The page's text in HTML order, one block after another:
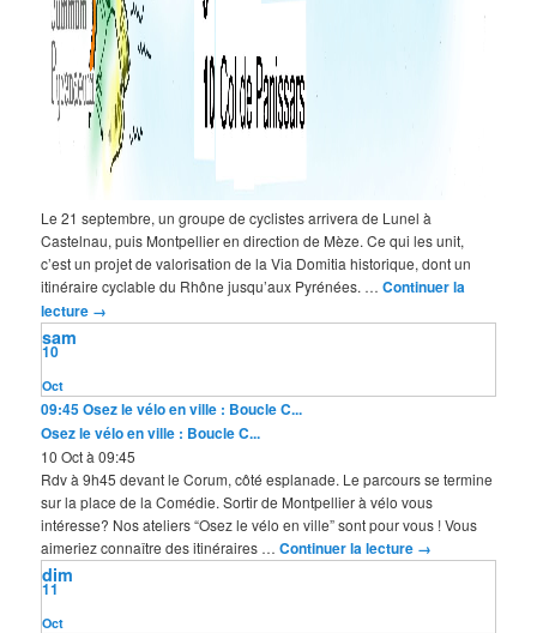
Le 21 septembre, un groupe de cyclistes arrivera de Lunel à
Castelnau, puis Montpellier en direction de Mèze. Ce qui les unit,
c’est un projet de valorisation de la Via Domitia historique, dont un
itinéraire cyclable du Rhône jusqu’aux Pyrénées. …Continuer la
lecture →
Oct
10
sam
09:45Osez le vélo en ville : Boucle C...
Osez le vélo en ville : Boucle C...
10 Oct à 09:45
Rdv à 9h45 devant le Corum, côté esplanade. Le parcours se termine
sur la place de la Comédie. Sortir de Montpellier à vélo vous
intéresse? Nos ateliers “Osez le vélo en ville” sont pour vous ! Vous
aimeriez connaître des itinéraires …Continuer la lecture →
Oct
11
dim